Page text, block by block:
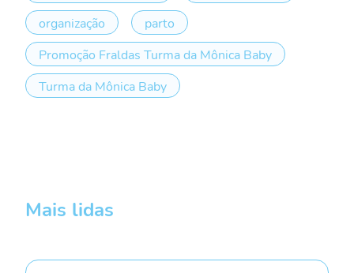
organização
parto
Promoção Fraldas Turma da Mônica Baby
Turma da Mônica Baby
Mais lidas